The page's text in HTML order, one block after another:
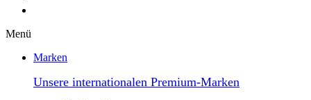
Menü
Marken
Unsere internationalen Premium-Marken